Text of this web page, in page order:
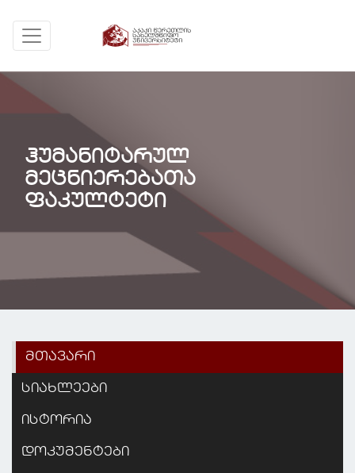
ჰუმანიტარულ
მეცნიერებათა
ფაკულტეტი
მთავარი
სიახლეები
ისტორია
დოკუმენტები